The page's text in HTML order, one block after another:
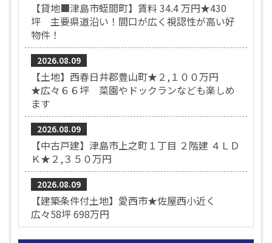
【貸地■津島市蛭間町】賃料 34.4 万円★430
坪 主要県道沿い！間口が広く視認性が高い好
物件！
2026.08.09
【土地】西春日井郡豊山町★２,１００万円
★広々６６坪 菜園やドックランなども楽しめ
ます
2026.08.09
【中古戸建】津島市上之町１丁目 ２階建 ４ＬＤ
Ｋ★２,３５０万円
2026.08.09
【建築条件付土地】愛西市★佐屋西小近く
広々58坪 698万円